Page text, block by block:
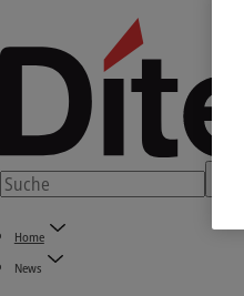
Home
News